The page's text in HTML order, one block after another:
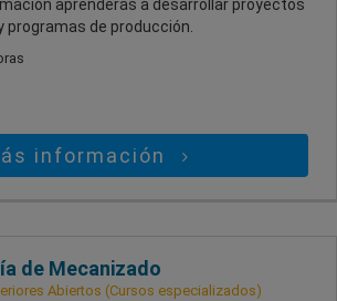
aprenderás a desarrollar proyectos
programas de producción.
información
de Mecanizado
Abiertos (Cursos especializados)